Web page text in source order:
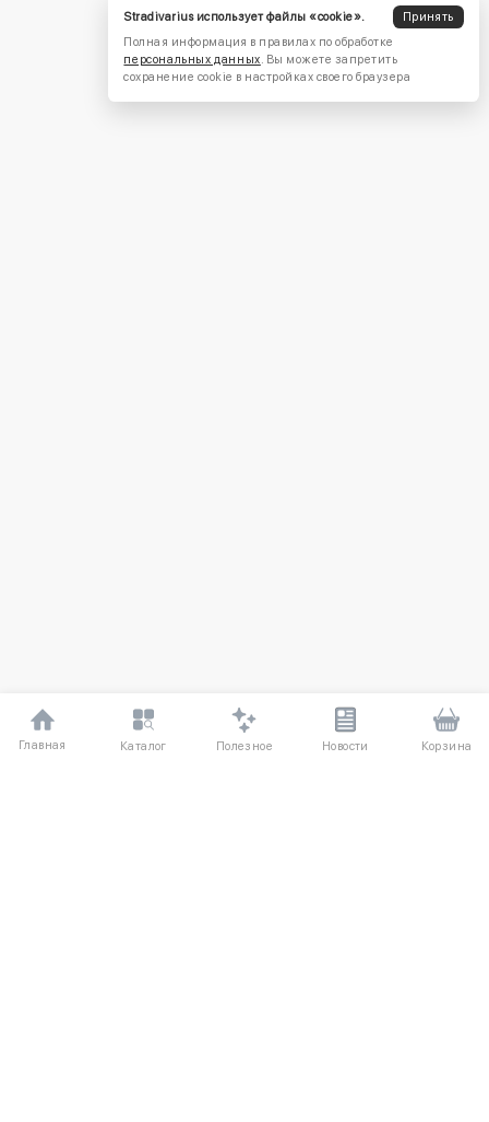
Главная Каталог Полезное Новости Корзина
Stradivarius использует файлы «cookie».
Принять
Полная информация в правилах по обработке
персональных данных. Вы можете запретить
сохранение cookie в настройках своего браузера